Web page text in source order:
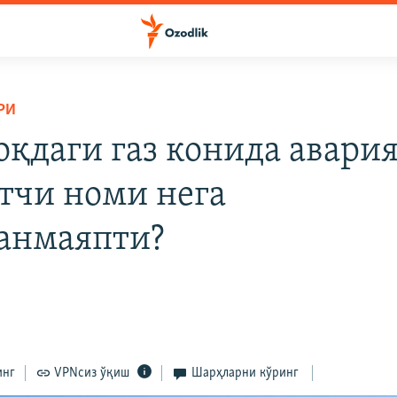
газ конида
номи нега
VPNсиз ўқиш Шарҳларни кўринг